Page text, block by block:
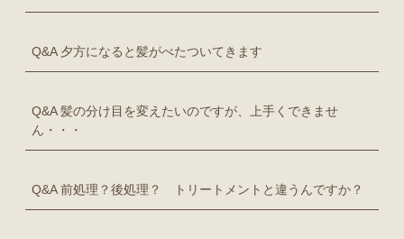
Q&A 夕方になると髪がべたついてきます
Q&A 髪の分け目を変えたいのですが、上手くできませ
ん・・・
Q&A 前処理？後処理？ トリートメントと違うんですか？